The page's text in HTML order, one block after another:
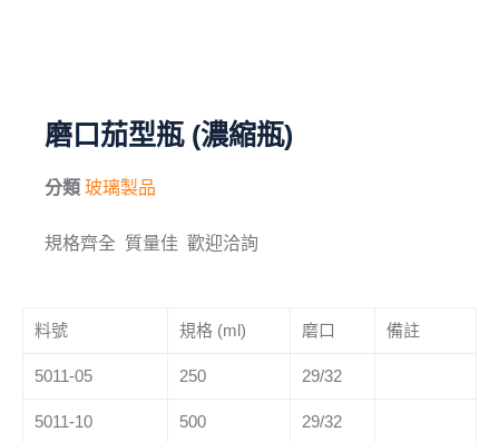
磨口茄型瓶 (濃縮瓶)
分類 玻璃製品
規格齊全 質量佳 歡迎洽詢
料號 規格 (ml) 磨口 備註
5011-05 250 29/32
5011-10 500 29/32